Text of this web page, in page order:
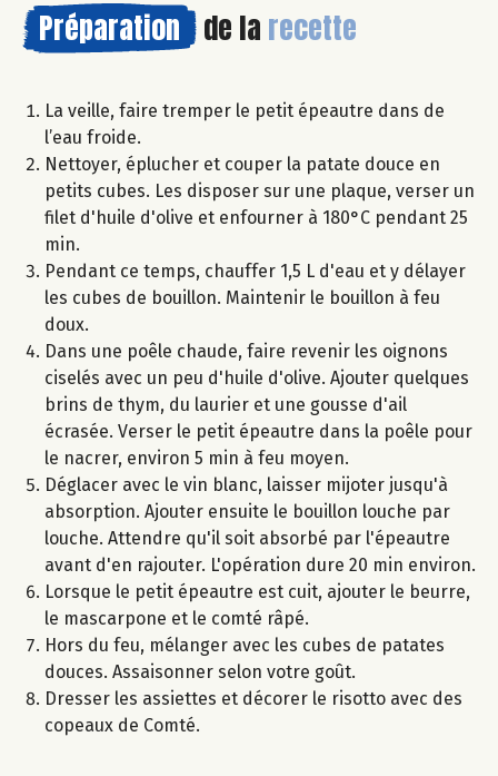
Préparation de la recette
La veille, faire tremper le petit épeautre dans de
l’eau froide.
Nettoyer, éplucher et couper la patate douce en
petits cubes. Les disposer sur une plaque, verser un
filet d'huile d'olive et enfourner à 180°C pendant 25
min.
Pendant ce temps, chauffer 1,5 L d'eau et y délayer
les cubes de bouillon. Maintenir le bouillon à feu
doux.
Dans une poêle chaude, faire revenir les oignons
ciselés avec un peu d'huile d'olive. Ajouter quelques
brins de thym, du laurier et une gousse d'ail
écrasée. Verser le petit épeautre dans la poêle pour
le nacrer, environ 5 min à feu moyen.
Déglacer avec le vin blanc, laisser mijoter jusqu'à
absorption. Ajouter ensuite le bouillon louche par
louche. Attendre qu'il soit absorbé par l'épeautre
avant d'en rajouter. L'opération dure 20 min environ.
Lorsque le petit épeautre est cuit, ajouter le beurre,
le mascarpone et le comté râpé.
Hors du feu, mélanger avec les cubes de patates
douces. Assaisonner selon votre goût.
Dresser les assiettes et décorer le risotto avec des
copeaux de Comté.